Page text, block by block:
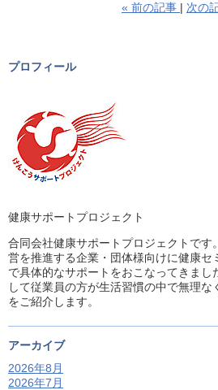
« 前の記事 次の
プロフィール
健康サポートプロジェクト
合同会社健康サポートプロジェクトです
営を推進する企業・団体様向けに健康セ
で具体的なサポートをおこなってきまし
して従業員の方が生活習慣の中で無理
をご紹介します。
アーカイブ
2026年8月
2026年7月